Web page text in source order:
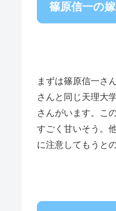
篠原信一の
まずは篠原信一さ
さんと同じ天理大
さんがいます。こ
すごく甘いそう。
に注意してもうと